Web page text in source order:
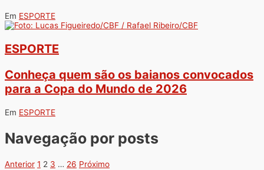
Em ESPORTE
ESPORTE
Conheça quem são os baianos convocados
para a Copa do Mundo de 2026
Em ESPORTE
Navegação por posts
Anterior 1 2 3 … 26 Próximo